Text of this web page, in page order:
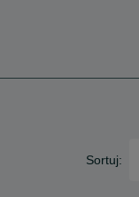
Sortuj: